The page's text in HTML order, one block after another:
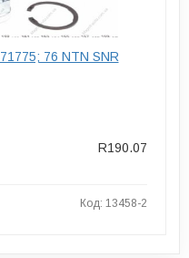
76 NTN SNR
R190.07
Код: 13458-2